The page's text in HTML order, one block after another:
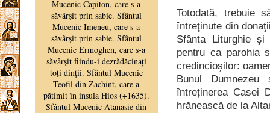
Totodată, trebuie
întreţinute din
Sfânta Liturghie
pentru ca parohia
credincioșilor:
Bunul
întreținerea Casei
hrănească de la